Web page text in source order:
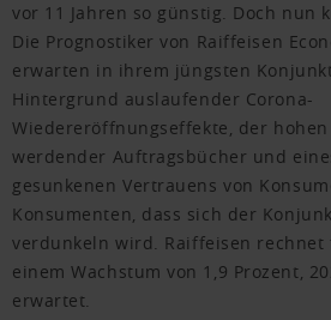
vor 11 Jahren so günstig. Doch nun
Die Prognostiker von Raiffeisen
erwarten in ihrem jüngsten
Hintergrund auslaufender Corona-
Wiedereröffnungseffekte, der
werdender Auftragsbücher und
gesunkenen Vertrauens von
Konsumenten, dass sich der
verdunkeln wird. Raiffeisen rechnet
einem Wachstum von 1,9 Prozent,
erwartet.